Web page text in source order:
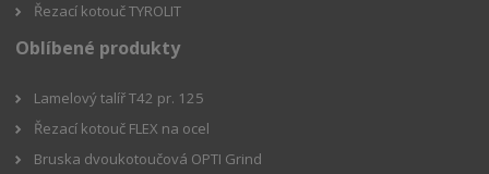
Řezací kotouč TYROLIT
Oblíbené produkty
Lamelový talíř T42 pr. 125
Řezací kotouč FLEX na ocel
Bruska dvoukotoučová OPTI Grind